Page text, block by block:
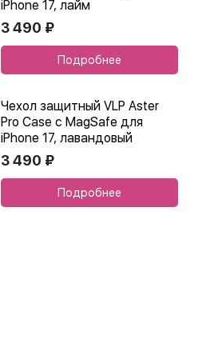
iPhone 17, лайм
3 490 ₽
Подробнее
Чехол защитный VLP Aster
Pro Case с MagSafe для
iPhone 17, лавандовый
3 490 ₽
Подробнее